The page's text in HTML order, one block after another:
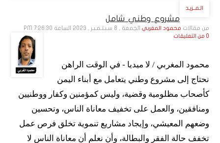
الـمــزيـد
مشروع وطني شامل
من مقالات محمود المغربي الجمعة , 8 سـبـتـمـبـر , 2023 الساعة 7:26:30 PM
0 من التعليقات
محمود المغربي / لا ميديا - في الوقت الراهن
نحتاج إلى مشروع وطني يتعامل مع أبناء اليمن
كأصحاب مظلومية وقضية، وليس كمؤمنين وكفار ووطنيين
ومنافقين، والعمل على تخفيف معاناة الناس، وتحسين
وضعهم المعيشي، وإيجاد مشاريع تنموية تخلق فرص عمل
تخفف حالة الفقر والبطالة، وأن نعلم أن معاناة الناس لا